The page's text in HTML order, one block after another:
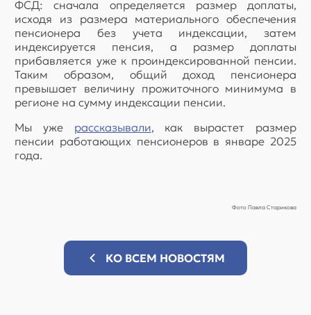
ФСД: сначала определяется размер доплаты,
исходя из размера материального обеспечения
пенсионера без учета индексации, затем
индексируется пенсия, а размер доплаты
прибавляется уже к проиндексированной пенсии.
Таким образом, общий доход пенсионера
превышает величину прожиточного минимума в
регионе на сумму индексации пенсии.
Мы уже рассказывали, как вырастет размер
пенсии работающих пенсионеров в январе 2025
года.
Фото Павла Старикова
КО ВСЕМ НОВОСТЯМ